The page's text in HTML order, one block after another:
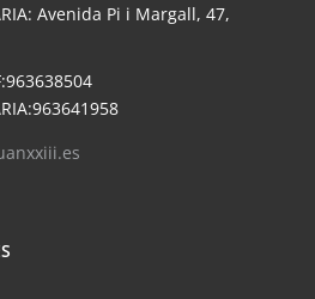
Avenida Pi i Margall, 47,